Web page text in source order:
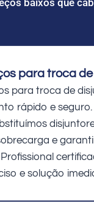
para troca
para troca de
rápido e
e
e solução